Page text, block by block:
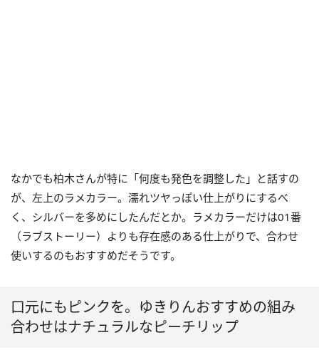
なかでも柏木さんが特に「何度も発色を調整した」と話すの
が、左上のラメカラー。濡れツヤっぽい仕上がりにするべ
く、シルバーを多めにしたんだとか。ラメカラーだけは01番
（ラブストーリー）よりも存在感のある仕上がりで、合わせ
使いするのもおすすめだそうです。
口元にもピンクを。ゆきりんおすすめの組み
合わせはナチュラルなピーチリップ